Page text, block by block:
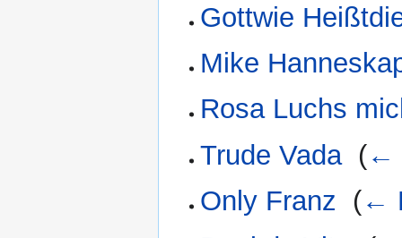
Gottwie
Mike
Rosa Luchs
Trude Vada‎ (←
Only Franz
(←